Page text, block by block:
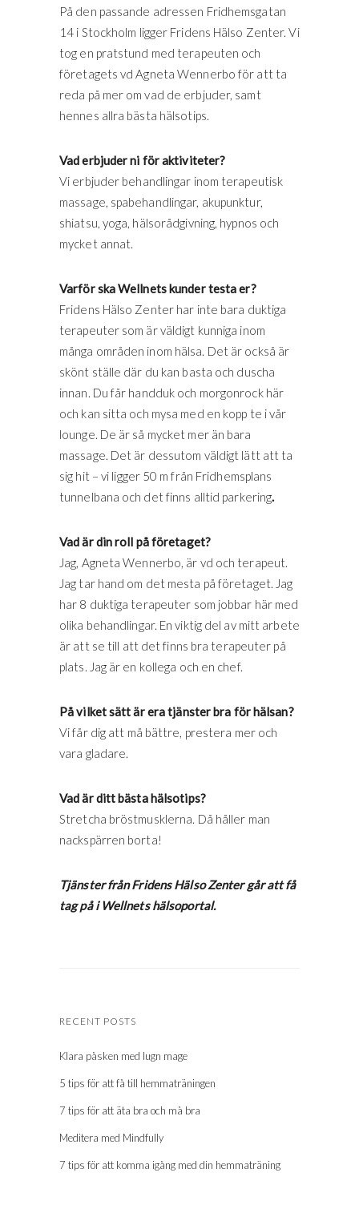
På den passande adressen Fridhemsgatan
14 i Stockholm ligger Fridens Hälso Zenter. Vi
tog en pratstund med terapeuten och
företagets vd Agneta Wennerbo för att ta
reda på mer om vad de erbjuder, samt
hennes allra bästa hälsotips.
Vad erbjuder ni för aktiviteter?
Vi erbjuder behandlingar inom terapeutisk
massage, spabehandlingar, akupunktur,
shiatsu, yoga, hälsorådgivning, hypnos och
mycket annat.
Varför ska Wellnets kunder testa er?
Fridens Hälso Zenter har inte bara duktiga
terapeuter som är väldigt kunniga inom
många områden inom hälsa. Det är också är
skönt ställe där du kan basta och duscha
innan. Du får handduk och morgonrock här
och kan sitta och mysa med en kopp te i vår
lounge. De är så mycket mer än bara
massage. Det är dessutom väldigt lätt att ta
sig hit – vi ligger 50 m från Fridhemsplans
tunnelbana och det finns alltid parkering.
Vad är din roll på företaget?
Jag, Agneta Wennerbo, är vd och terapeut.
Jag tar hand om det mesta på företaget. Jag
har 8 duktiga terapeuter som jobbar här med
olika behandlingar. En viktig del av mitt arbete
är att se till att det finns bra terapeuter på
plats. Jag är en kollega och en chef.
På vilket sätt är era tjänster bra för hälsan?
Vi får dig att må bättre, prestera mer och
vara gladare.
Vad är ditt bästa hälsotips?
Stretcha bröstmusklerna. Då håller man
nackspärren borta!
Tjänster från Fridens Hälso Zenter går att få
tag på i Wellnets hälsoportal.
RECENT POSTS
Klara påsken med lugn mage
5 tips för att få till hemmaträningen
7 tips för att äta bra och må bra
Meditera med Mindfully
7 tips för att komma igång med din hemmaträning